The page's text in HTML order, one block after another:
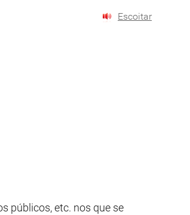
Escoitar
públicos, etc. nos que se